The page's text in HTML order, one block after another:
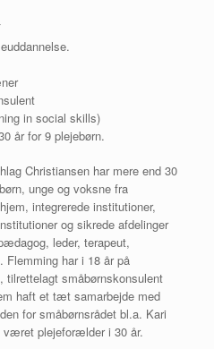
in social skills)
år for 9 plejebørn.
Christiansen har mere end 30
unge og voksne fra
integrerede institutioner,
og sikrede afdelinger
leder, terapeut,
Flemming har i 18 år på
tilrettelagt småbørnskonsulent
haft et tæt samarbejde med
for småbørnsrådet bl.a. Kari
været plejeforælder i 30 år.